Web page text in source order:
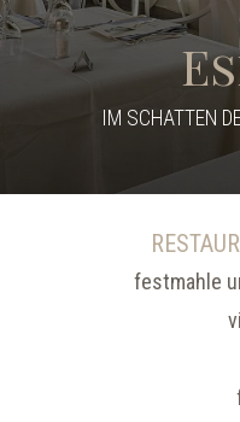
IM SCHATTEN
festmahle